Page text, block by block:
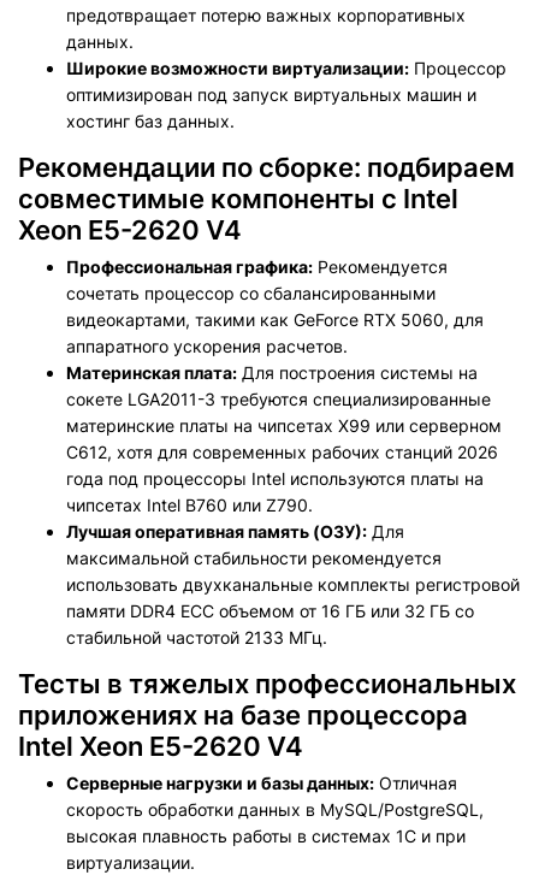
предотвращает потерю важных корпоративных
данных.
Широкие возможности виртуализации: Процессор
оптимизирован под запуск виртуальных машин и
хостинг баз данных.
Рекомендации по сборке: подбираем
совместимые компоненты c Intel
Xeon E5-2620 V4
Профессиональная графика: Рекомендуется
сочетать процессор со сбалансированными
видеокартами, такими как GeForce RTX 5060, для
аппаратного ускорения расчетов.
Материнская плата: Для построения системы на
сокете LGA2011-3 требуются специализированные
материнские платы на чипсетах X99 или серверном
C612, хотя для современных рабочих станций 2026
года под процессоры Intel используются платы на
чипсетах Intel B760 или Z790.
Лучшая оперативная память (ОЗУ): Для
максимальной стабильности рекомендуется
использовать двухканальные комплекты регистровой
памяти DDR4 ECC объемом от 16 ГБ или 32 ГБ со
стабильной частотой 2133 МГц.
Тесты в тяжелых профессиональных
приложениях на базе процессора
Intel Xeon E5-2620 V4
Серверные нагрузки и базы данных: Отличная
скорость обработки данных в MySQL/PostgreSQL,
высокая плавность работы в системах 1С и при
виртуализации.